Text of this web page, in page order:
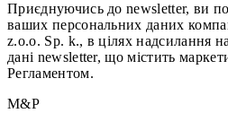
Приєднуючись до newsletter, ви
ваших персональних даних
z.o.o. Sp. k., в цілях надсилання
дані newsletter, що містить
Регламентом.
M&P